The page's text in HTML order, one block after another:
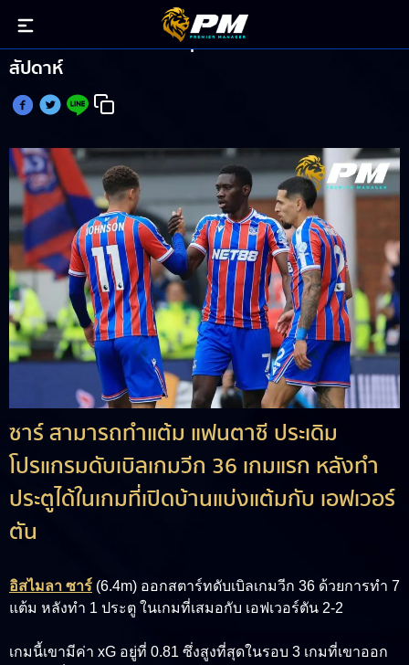
ซาร์ ประเดิม DGW36 ดี ลุ้นแต้มเพิ่มดวลเรือใบกลาง
สัปดาห์
ซาร์ สามารถทำแต้ม แฟนตาซี ประเดิม
โปรแกรมดับเบิลเกมวีก 36 เกมแรก หลังทำ
ประตูได้ในเกมที่เปิดบ้านแบ่งแต้มกับ เอฟเวอร์
ตัน
อิสไมลา ซาร์ (6.4m) ออกสตาร์ทดับเบิลเกมวีก 36 ด้วยการทำ 7
แต้ม หลังทำ 1 ประตู ในเกมที่เสมอกับ เอฟเวอร์ตัน 2-2
เกมนี้เขามีค่า xG อยู่ที่ 0.81 ซึ่งสูงที่สุดในรอบ 3 เกมที่เขาออก